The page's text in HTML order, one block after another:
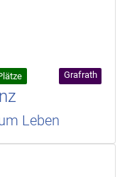
Grafrath
Leben